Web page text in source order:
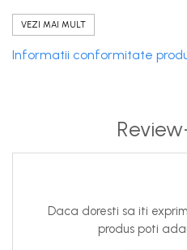
3. Tipuri de substante ce pot
Apollo poate
substante: diesel, kerosen,
4. Pe ce tipuri de rezervoare
acestea ar putea cauza
VEZI MAI MULT
Informatii conformitate
Daca doresti sa iti
produs poti